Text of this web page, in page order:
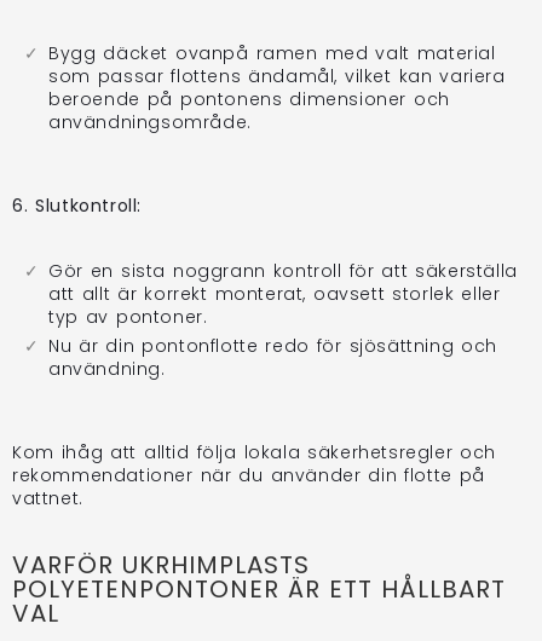
Bygg däcket ovanpå ramen med valt material
som passar flottens ändamål, vilket kan variera
beroende på pontonens dimensioner och
användningsområde.
6. Slutkontroll:
Gör en sista noggrann kontroll för att säkerställa
att allt är korrekt monterat, oavsett storlek eller
typ av pontoner.
Nu är din pontonflotte redo för sjösättning och
användning.
Kom ihåg att alltid följa lokala säkerhetsregler och
rekommendationer när du använder din flotte på
vattnet.
VARFÖR UKRHIMPLASTS
POLYETENPONTONER ÄR ETT HÅLLBART
VAL